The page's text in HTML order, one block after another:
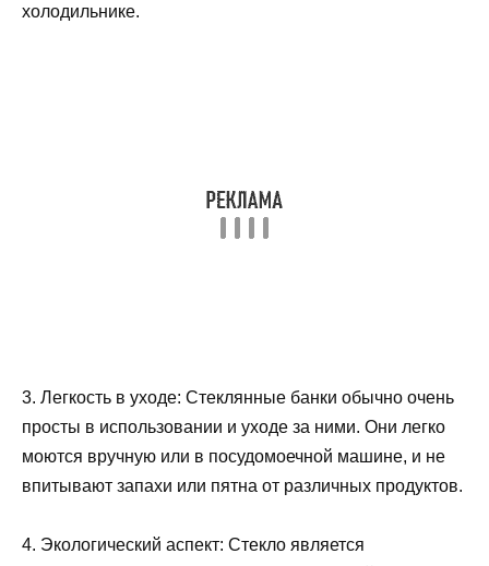
холодильнике.
3. Легкость в уходе: Стеклянные банки обычно очень
просты в использовании и уходе за ними. Они легко
моются вручную или в посудомоечной машине, и не
впитывают запахи или пятна от различных продуктов.
4. Экологический аспект: Стекло является